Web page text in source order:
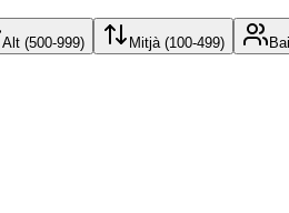
Alt (500-999) Mitjà (100-499)